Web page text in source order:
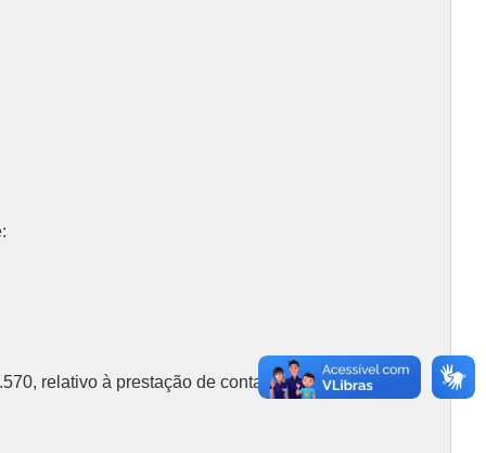
relativo à prestação de contas do Executivo